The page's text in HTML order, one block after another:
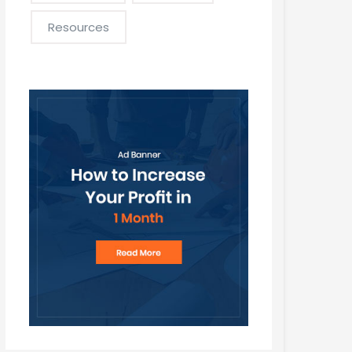
Resources
0 49 55 - 99 70 01
Sie noch heute Ihr kostenloses und
Angebot an.
Angebot Anfordern